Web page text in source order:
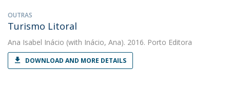
OUTRAS
Turismo Litoral
Ana Isabel Inácio (with Inácio, Ana). 2016. Porto Editora
DOWNLOAD AND MORE DETAILS